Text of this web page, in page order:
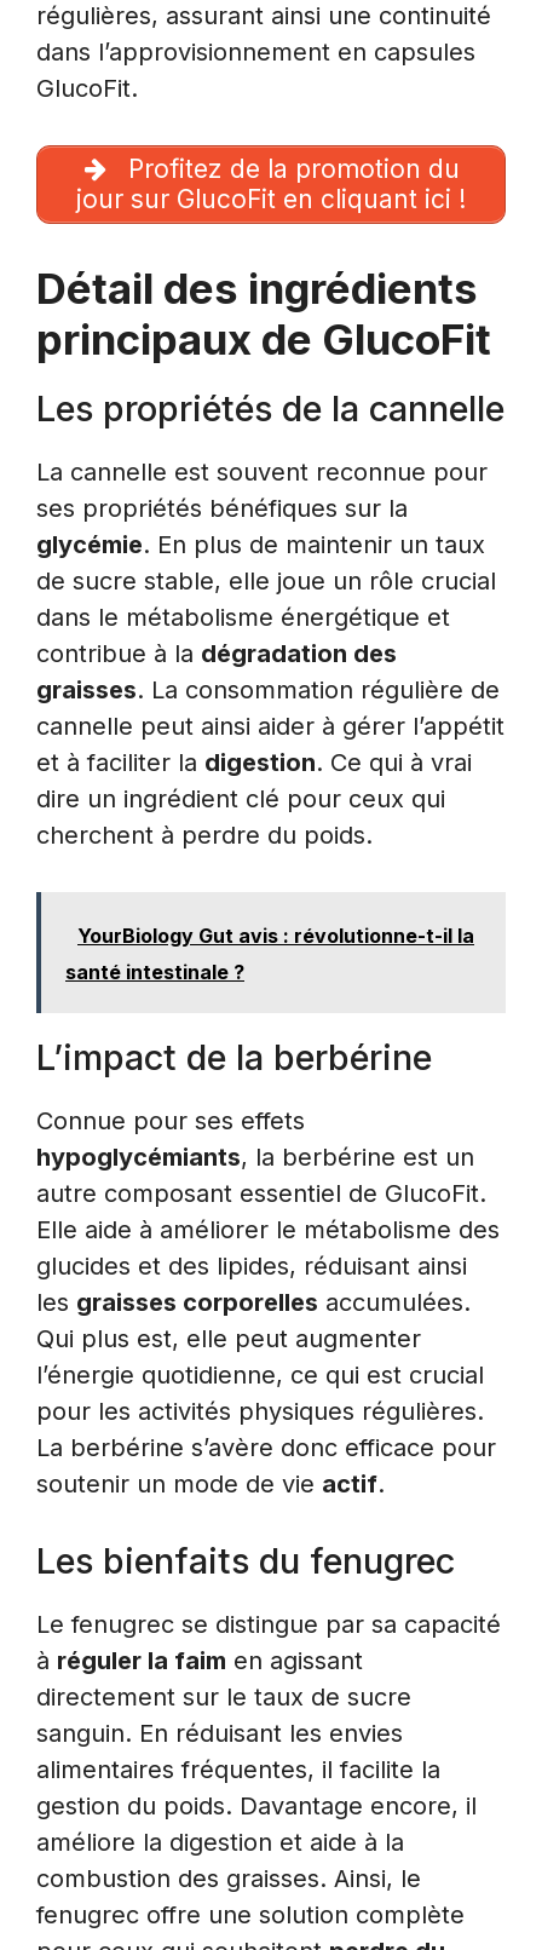
régulières, assurant ainsi une continuité
dans l’approvisionnement en capsules
GlucoFit.
Profitez de la promotion du
jour sur GlucoFit en cliquant ici !
Détail des ingrédients
principaux de GlucoFit
Les propriétés de la cannelle
La cannelle est souvent reconnue pour
ses propriétés bénéfiques sur la
glycémie. En plus de maintenir un taux
de sucre stable, elle joue un rôle crucial
dans le métabolisme énergétique et
contribue à la dégradation des
graisses. La consommation régulière de
cannelle peut ainsi aider à gérer l’appétit
et à faciliter la digestion. Ce qui à vrai
dire un ingrédient clé pour ceux qui
cherchent à perdre du poids.
YourBiology Gut avis : révolutionne-t-il la
santé intestinale ?
L’impact de la berbérine
Connue pour ses effets
hypoglycémiants, la berbérine est un
autre composant essentiel de GlucoFit.
Elle aide à améliorer le métabolisme des
glucides et des lipides, réduisant ainsi
les graisses corporelles accumulées.
Qui plus est, elle peut augmenter
l’énergie quotidienne, ce qui est crucial
pour les activités physiques régulières.
La berbérine s’avère donc efficace pour
soutenir un mode de vie actif.
Les bienfaits du fenugrec
Le fenugrec se distingue par sa capacité
à réguler la faim en agissant
directement sur le taux de sucre
sanguin. En réduisant les envies
alimentaires fréquentes, il facilite la
gestion du poids. Davantage encore, il
améliore la digestion et aide à la
combustion des graisses. Ainsi, le
fenugrec offre une solution complète